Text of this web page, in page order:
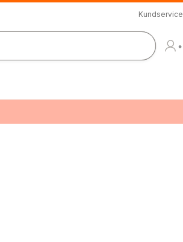
Kundservice